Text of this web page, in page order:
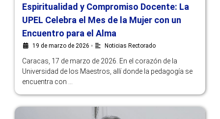
Espiritualidad y Compromiso Docente: La
UPEL Celebra el Mes de la Mujer con un
Encuentro para el Alma
19 de marzo de 2026 • Noticias Rectorado
Caracas, 17 de marzo de 2026. En el corazón de la
Universidad de los Maestros, allí donde la pedagogía se
encuentra con …